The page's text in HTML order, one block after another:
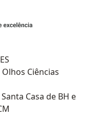
Ciências
Casa de BH e